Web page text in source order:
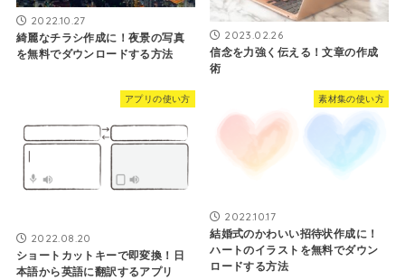
2022.10.27
綺麗なチラシ作成に！夜景の写真
を無料でダウンロードする方法
2023.02.26
信念を力強く伝える！文章の作成
術
アプリの使い方
2022.08.20
ショートカットキーで即変換！日
本語から英語に翻訳するアプリ
素材集の使い方
2022.10.17
結婚式のかわいい招待状作成に！
ハートのイラストを無料でダウン
ロードする方法